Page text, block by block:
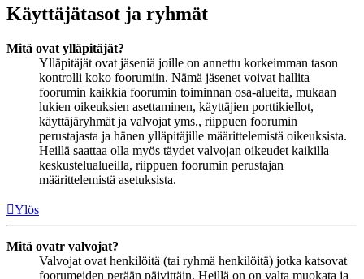
Käyttäjätasot ja ryhmät
Mitä ovat ylläpitäjät?
Ylläpitäjät ovat jäseniä joille on annettu korkeimman tason
kontrolli koko foorumiin. Nämä jäsenet voivat hallita
foorumin kaikkia foorumin toiminnan osa-alueita, mukaan
lukien oikeuksien asettaminen, käyttäjien porttikiellot,
käyttäjäryhmät ja valvojat yms., riippuen foorumin
perustajasta ja hänen ylläpitäjille määrittelemistä oikeuksista.
Heillä saattaa olla myös täydet valvojan oikeudet kaikilla
keskustelualueilla, riippuen foorumin perustajan
määrittelemistä asetuksista.
Ylös
Mitä ovatr valvojat?
Valvojat ovat henkilöitä (tai ryhmä henkilöitä) jotka katsovat
foorumeiden perään päivittäin. Heillä on on valta muokata ja